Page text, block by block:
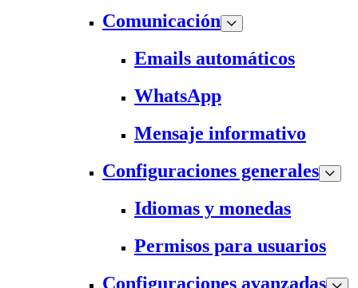
Comunicación
Emails automáticos
WhatsApp
Mensaje informativo
Configuraciones generales
Idiomas y monedas
Permisos para usuarios
Configuraciones avanzadas